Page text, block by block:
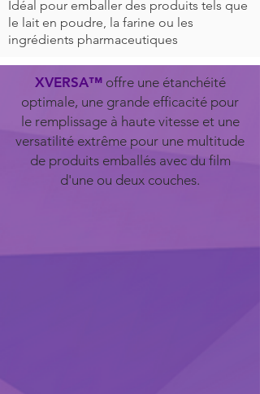
Idéal pour emballer des produits tels que
le lait en poudre, la farine ou les
ingrédients pharmaceutiques
XVERSA™offre une étanchéité
optimale, une grande efficacité pour
le remplissage à haute vitesse et une
versatilité extrême pour une multitude
de produits emballés avec du film
d'une ou deux couches.